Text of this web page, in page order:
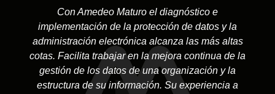
Con Amedeo Maturo el diagnóstico e
implementación de la protección de datos y la
administración electrónica alcanza las más altas
cotas. Facilita trabajar en la mejora continua de la
gestión de los datos de una organización y la
estructura de su información. Su experiencia a